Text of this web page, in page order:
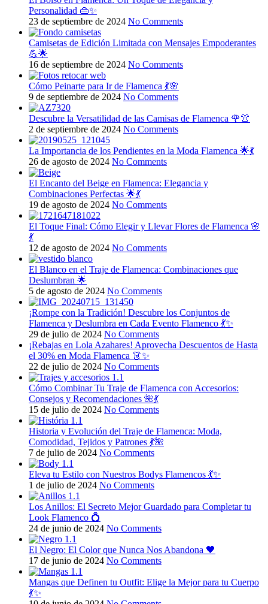
Personalidad 👜✨
23 de septiembre de 2024 No Comments
Camisetas de Edición Limitada con Mensajes Empoderantes
💪🌟
16 de septiembre de 2024 No Comments
Cómo Peinarte para Ir de Flamenca 💃🌸
9 de septiembre de 2024 No Comments
Descubre la Versatilidad de las Camisas de Flamenca 🌹👚
2 de septiembre de 2024 No Comments
La Importancia de los Pendientes en la Moda Flamenca 🌟💃
26 de agosto de 2024 No Comments
El Encanto del Beige en Flamenca: Elegancia y
Combinaciones Perfectas 🌟💃
19 de agosto de 2024 No Comments
El Toque Final: Cómo Elegir y Llevar Flores de Flamenca 🌸
💃
12 de agosto de 2024 No Comments
El Blanco en el Traje de Flamenca: Combinaciones que
Deslumbran 🌟
5 de agosto de 2024 No Comments
¡Rompe con la Tradición! Descubre los Conjuntos de
Flamenca y Deslumbra en Cada Evento Flamenco 💃✨
29 de julio de 2024 No Comments
¡Rebajas en Lola Azahares! Aprovecha Descuentos de Hasta
el 30% en Moda Flamenca 👗✨
22 de julio de 2024 No Comments
Cómo Combinar Tu Traje de Flamenca con Accesorios:
Consejos y Recomendaciones 🌺💃
15 de julio de 2024 No Comments
Historia y Evolución del Traje de Flamenca: Moda,
Comodidad, Tejidos y Patrones 💃🌺
7 de julio de 2024 No Comments
Eleva tu Estilo con Nuestros Bodys Flamencos 💃✨
1 de julio de 2024 No Comments
Los Anillos: El Secreto Mejor Guardado para Completar tu
Look Flamenco 💍
24 de junio de 2024 No Comments
El Negro: El Color que Nunca Nos Abandona 🖤
17 de junio de 2024 No Comments
Mangas que Definen tu Outfit: Elige la Mejor para tu Cuerpo
💃✨